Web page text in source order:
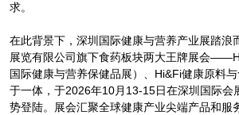
求。
在此背景下，深圳国际健康与营养产业展踏浪
展览有限公司旗下食药板块两大王牌展会
国际健康与营养保健品展）、Hi&Fi健康原料
于一体，于2026年10月13-15日在深圳国际会
势登陆。展会汇聚全球健康产业尖端产品和服